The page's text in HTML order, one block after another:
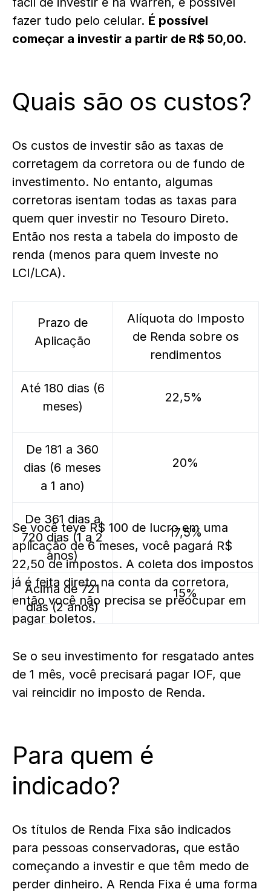
fazer tudo pelo celular. É possível
começar a investir a partir de R$ 50,00.
Quais são os custos?
Os custos de investir são as taxas de
corretagem da corretora ou de fundo de
investimento. No entanto, algumas
corretoras isentam todas as taxas para
quem quer investir no Tesouro Direto.
Então nos resta a tabela do imposto de
renda (menos para quem investe no
LCI/LCA).
Prazo de
Aplicação
Alíquota do Imposto
de Renda sobre os
rendimentos
Até 180 dias (6
meses)
22,5%
De 181 a 360
dias (6 meses
a 1 ano)
20%
De 361 dias a
720 dias (1 a 2
anos)
17,5%
Acima de 721
dias (2 anos)
15%
Se você teve R$ 100 de lucro em uma
aplicação de 6 meses, você pagará R$
22,50 de impostos. A coleta dos impostos
já é feita direto na conta da corretora,
então você não precisa se preocupar em
pagar boletos.
Se o seu investimento for resgatado antes
de 1 mês, você precisará pagar IOF, que
vai reincidir no imposto de Renda.
Para quem é
indicado?
Os títulos de Renda Fixa são indicados
para pessoas conservadoras, que estão
começando a investir e que têm medo de
perder dinheiro. A Renda Fixa é uma forma